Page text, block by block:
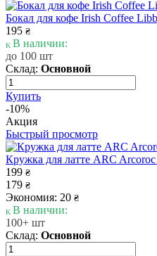
Бокал для кофе Irish Coffee
195 ₴
В наличии:
до 100 шт
Склад: Основной
Купить
-10%
Акция
Быстрый просмотр
Кружка для латте ARC
199 ₴
179 ₴
Экономия: 20 ₴
В наличии:
100+ шт
Склад: Основной